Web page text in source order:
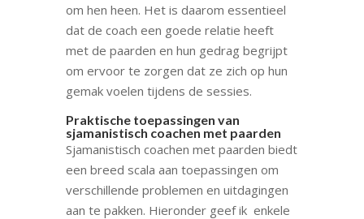
om hen heen. Het is daarom essentieel
dat de coach een goede relatie heeft
met de paarden en hun gedrag begrijpt
om ervoor te zorgen dat ze zich op hun
gemak voelen tijdens de sessies.
Praktische toepassingen van
sjamanistisch coachen met paarden
Sjamanistisch coachen met paarden biedt
een breed scala aan toepassingen om
verschillende problemen en uitdagingen
aan te pakken. Hieronder geef ik enkele